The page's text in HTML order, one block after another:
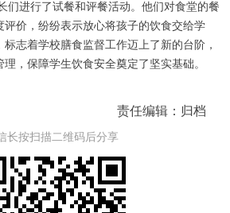
们进行了试餐和评餐活动。他们对食堂的餐
评价，纷纷表示放心将孩子的饮食交给学
志着学校膳食监督工作迈上了新的台阶，
，保障学生饮食安全奠定了坚实基础。
责任编辑：归档
长按扫描二维码后分享